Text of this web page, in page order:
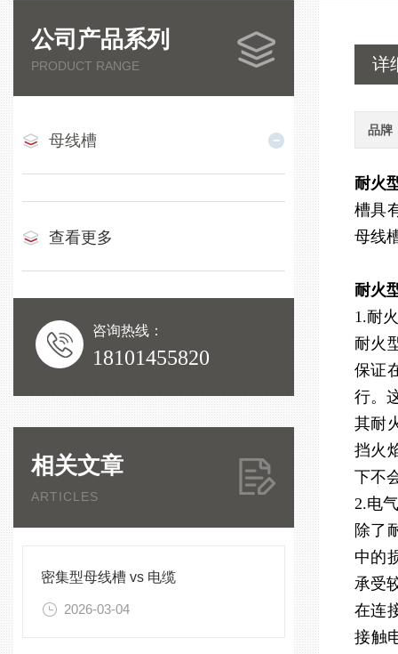
公司产品系列
PRODUCT RANGE
母线槽
查看更多
咨询热线：
18101455820
相关文章
ARTICLES
密集型母线槽 vs 电缆
2026-03-04
详
品牌
耐火
槽具
母线
耐火
1.耐
耐火
保证
行。
其耐
挡火
下不
2.电
除了
中的
承受
在连
接触